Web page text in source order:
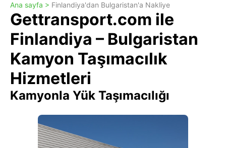
Ana sayfa > Finlandiya'dan Bulgaristan'a Nakliye
Gettransport.com ile
Finlandiya – Bulgaristan
Kamyon Taşımacılık
Hizmetleri
Kamyonla Yük Taşımacılığı